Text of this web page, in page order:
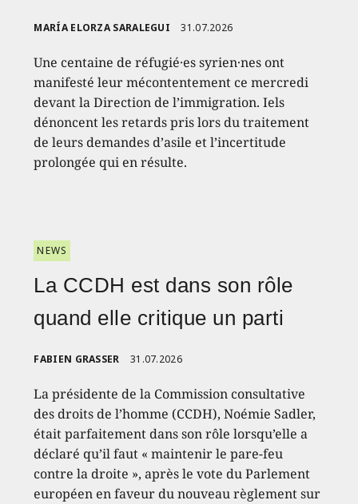
MARÍA ELORZA SARALEGUI 31.07.2026
Une centaine de réfugié·es syrien·nes ont
manifesté leur mécontentement ce mercredi
devant la Direction de l’immigration. Iels
dénoncent les retards pris lors du traitement
de leurs demandes d’asile et l’incertitude
prolongée qui en résulte.
NEWS
La CCDH est dans son rôle
quand elle critique un parti
FABIEN GRASSER 31.07.2026
La présidente de la Commission consultative
des droits de l’homme (CCDH), Noémie Sadler,
était parfaitement dans son rôle lorsqu’elle a
déclaré qu’il faut « maintenir le pare-feu
contre la droite », après le vote du Parlement
européen en faveur du nouveau règlement sur